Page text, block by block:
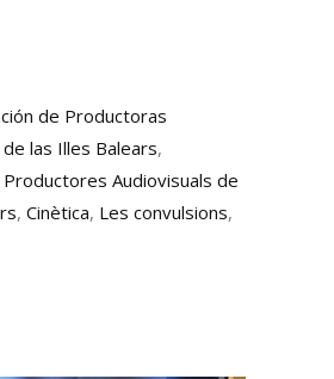
de Productoras
las Illes Balears,
Audiovisuals de
, Cinètica, Les convulsions,